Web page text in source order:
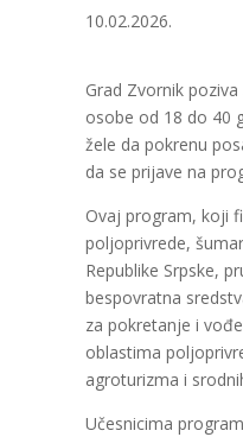
10.02.2026.
Grad Zvornik
osobe od 18 do 40
žele da pokrenu
da se prijave na
Ovaj program, koji
poljoprivrede,
Republike Srpske,
bespovratna
za pokretanje i
oblastima
agroturizma i
Učesnicima